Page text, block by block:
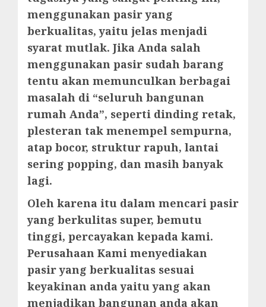
menggunakan pasir yang
berkualitas, yaitu jelas menjadi
syarat mutlak. Jika Anda salah
menggunakan pasir sudah barang
tentu akan memunculkan berbagai
masalah di “seluruh bangunan
rumah Anda”, seperti dinding retak,
plesteran tak menempel sempurna,
atap bocor, struktur rapuh, lantai
sering popping, dan masih banyak
lagi.
Oleh karena itu dalam mencari pasir
yang berkulitas super, bemutu
tinggi, percayakan kepada kami.
Perusahaan Kami menyediakan
pasir yang berkualitas sesuai
keyakinan anda yaitu yang akan
menjadikan bangunan anda akan